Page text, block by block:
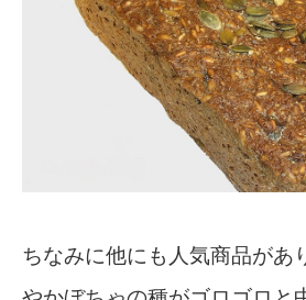
ちなみに他にも人気商品があ